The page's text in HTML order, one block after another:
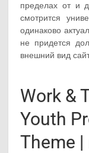
пределах от и
смотрится
одинаково
не придется
внешний вид
Work &
Youth
Theme